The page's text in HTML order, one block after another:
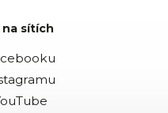
sítích